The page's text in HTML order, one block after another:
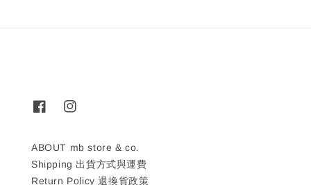
ABOUT mb store & co.
Shipping 出貨方式與運費
Return Policy 退換貨政策